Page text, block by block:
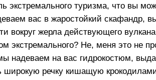
экстремального туризма, что вы
вас в жаростойкий скафандр,
вокруг жерла действующего
экстремального? Не, меня это не
надеваем на вас гидрокостюм,
речку кишащую